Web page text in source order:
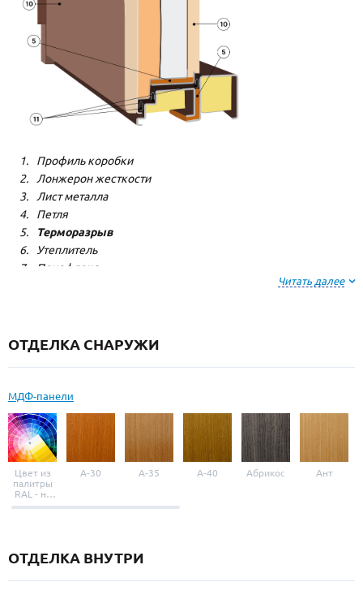
Профиль коробки
Лонжерон жесткости
Лист металла
Петля
Терморазрыв
Утеплитель
Пенофлекс
Резиновый уплотнитель
Читать далее
ОТДЕЛКА СНАРУЖИ
МДФ-панели
Цвет из
палитры
RAL - на
выбор
A-30 A-35 A-40 Абрикос Ант
ОТДЕЛКА ВНУТРИ